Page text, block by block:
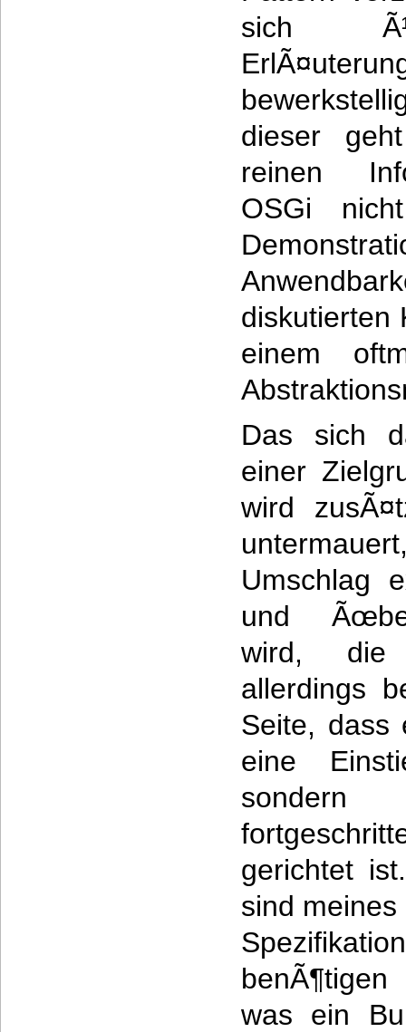
sich
dieser
reinen
OSGi
diskutierten
einem
Das sich
einer
wird
Umschlag
und
wird, die
allerdings
Seite, dass
eine
gerichtet
sind
benÃ¶tigen
was ein